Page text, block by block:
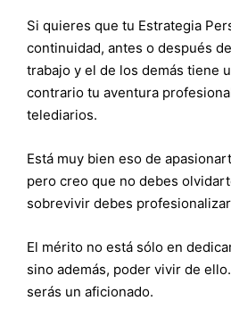
Si quieres que tu Estrategia
continuidad, antes o después
trabajo y el de los demás tiene
contrario tu aventura
telediarios.
Está muy bien eso de
pero creo que no debes
sobrevivir debes
El mérito no está sólo en
sino además, poder vivir de
serás un aficionado.